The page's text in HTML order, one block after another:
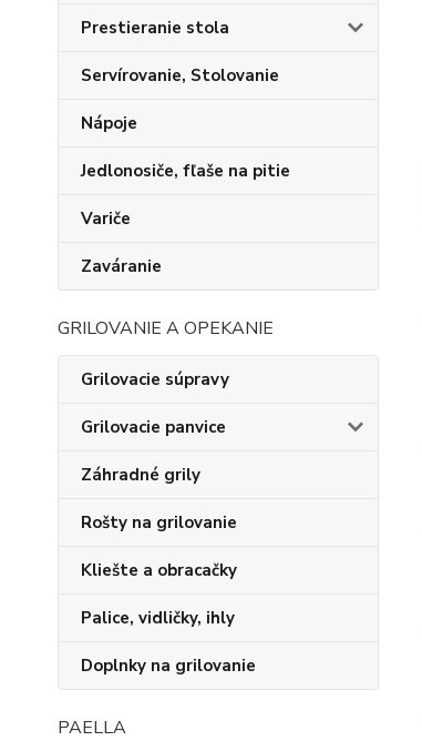
Prestieranie stola
Servírovanie, Stolovanie
Nápoje
Jedlonosiče, fľaše na pitie
Variče
Zaváranie
GRILOVANIE A OPEKANIE
Grilovacie súpravy
Grilovacie panvice
Záhradné grily
Rošty na grilovanie
Kliešte a obracačky
Palice, vidličky, ihly
Doplnky na grilovanie
PAELLA